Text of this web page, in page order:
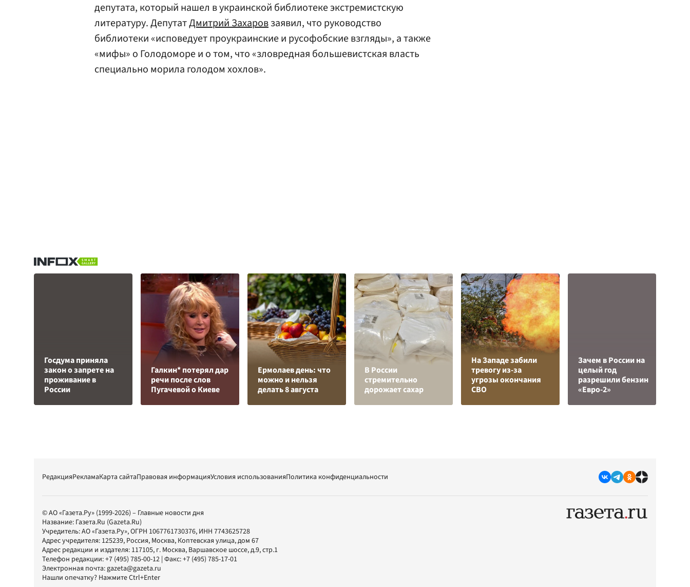
депутата, который нашел в украинской библиотеке экстремистскую
литературу. ДепутатДмитрий Захаровзаявил, что руководство
библиотеки «исповедует проукраинские и русофобские взгляды», а также
«мифы» о Голодоморе и о том, что «зловредная большевистская власть
специально морила голодом хохлов».
Госдума приняла
закон о запрете на
проживание в
России
Галкин* потерял дар
речи после слов
Пугачевой о Киеве
Ермолаев день: что
можно и нельзя
делать 8 августа
В России
стремительно
дорожает сахар
На Западе забили
тревогу из-за
угрозы окончания
СВО
Зачем в России на
целый год
разрешили бензин
«Евро-2»
РедакцияРекламаКарта сайтаПравовая информацияУсловия использованияПолитика конфиденциальности
© АО «Газета.Ру» (1999-2026) – Главные новости дня
Название: Газета.Ru (Gazeta.Ru)
Учредитель:АО «Газета.Ру», ОГРН 1067761730376, ИНН 7743625728
Адрес учредителя: 125239, Россия, Москва, Коптевская улица, дом 67
Адрес редакции и издателя: 117105, г. Москва, Варшавское шоссе, д.9, стр.1
Телефон редакции:+7 (495) 785-00-12 | Факс:+7 (495) 785-17-01
Электронная почта:gazeta@gazeta.ru
Нашли опечатку? Нажмите Ctrl+Enter